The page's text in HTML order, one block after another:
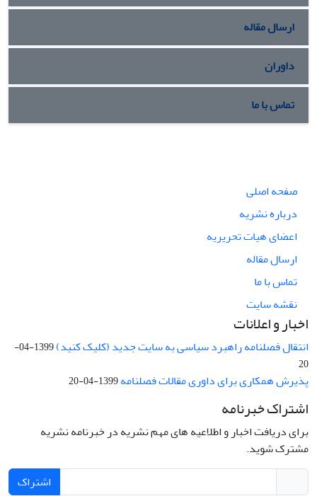
ارسال مقاله
داوران
تماس با ما
صفحه اصلی
درباره نشریه
اعضای هیات تحریریه
ارسال مقاله
تماس با ما
نقشه سایت
اخبار و اعلانات
انتقال فصلنامه راهبرد سیاسی به سایت جدید (کلیک کنید)
1399-04-
20
پذیرش همکاری برای داوری مقالات فصلنامه1399-04-20
اشتراک خبرنامه
برای دریافت اخبار و اطلاعیه های مهم نشریه در خبرنامه نشریه
مشترک شوید.
اشتراک